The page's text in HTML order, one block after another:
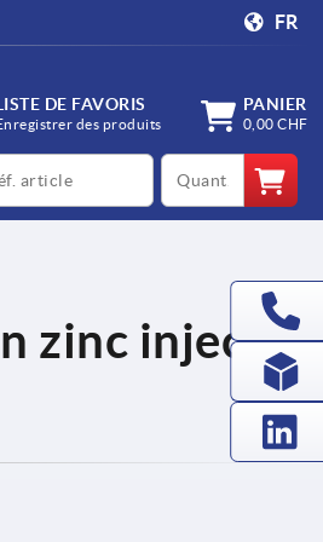
FR
DE FAVORIS
des produits
PANIER
0,00 CHF
qty
zinc injecté